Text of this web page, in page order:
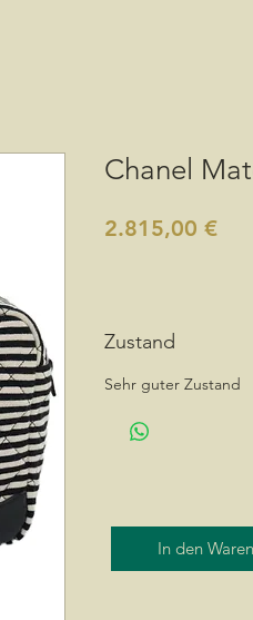
Chanel
2.815,00 €Preis
Zustand
Sehr guter Zustand
In den